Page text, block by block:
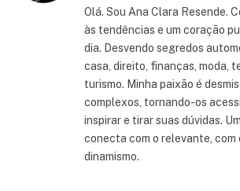
Olá. Sou Ana Clara Resende.
às tendências e um coração
dia. Desvendo segredos
casa, direito, finanças, moda,
turismo. Minha paixão é
complexos, tornando-os
inspirar e tirar suas dúvidas.
conecta com o relevante, com
dinamismo.